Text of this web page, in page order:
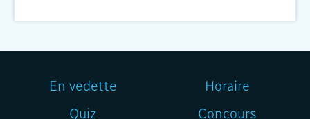
En vedette
Horaire
Quiz
Concours